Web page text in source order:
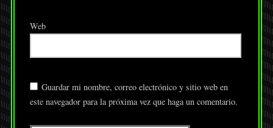
Web
Guardar mi nombre, correo electrónico y sitio web en
este navegador para la próxima vez que haga un comentario.